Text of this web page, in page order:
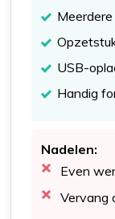
USB-
Handig
Nadelen:
Even
Vervang